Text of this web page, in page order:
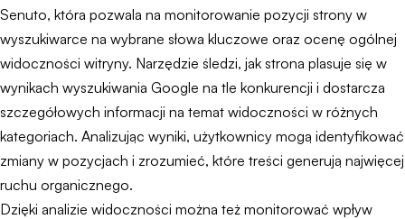
Senuto, która pozwala na monitorowanie pozycji strony w
wyszukiwarce na wybrane słowa kluczowe oraz ocenę ogólnej
widoczności witryny. Narzędzie śledzi, jak strona plasuje się w
wynikach wyszukiwania Google na tle konkurencji i dostarcza
szczegółowych informacji na temat widoczności w różnych
kategoriach. Analizując wyniki, użytkownicy mogą identyfikować
zmiany w pozycjach i zrozumieć, które treści generują najwięcej
ruchu organicznego.
Dzięki analizie widoczności można też monitorować wpływ